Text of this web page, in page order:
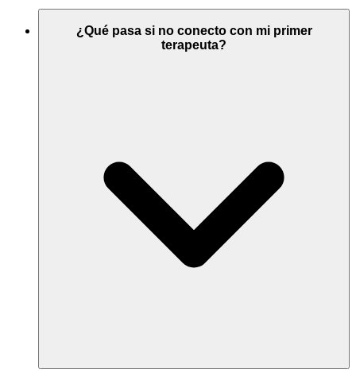
¿Qué pasa si no conecto con mi primer
terapeuta?